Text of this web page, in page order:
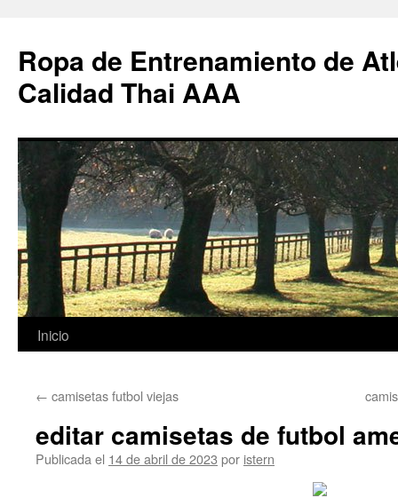
Ropa de Entrenamiento de
Calidad Thai AAA
Saltar
contenido
Inicio
← camisetas futbol viejas
editar camisetas de futbol
Publicada el 14 de abril de 2023 por istern